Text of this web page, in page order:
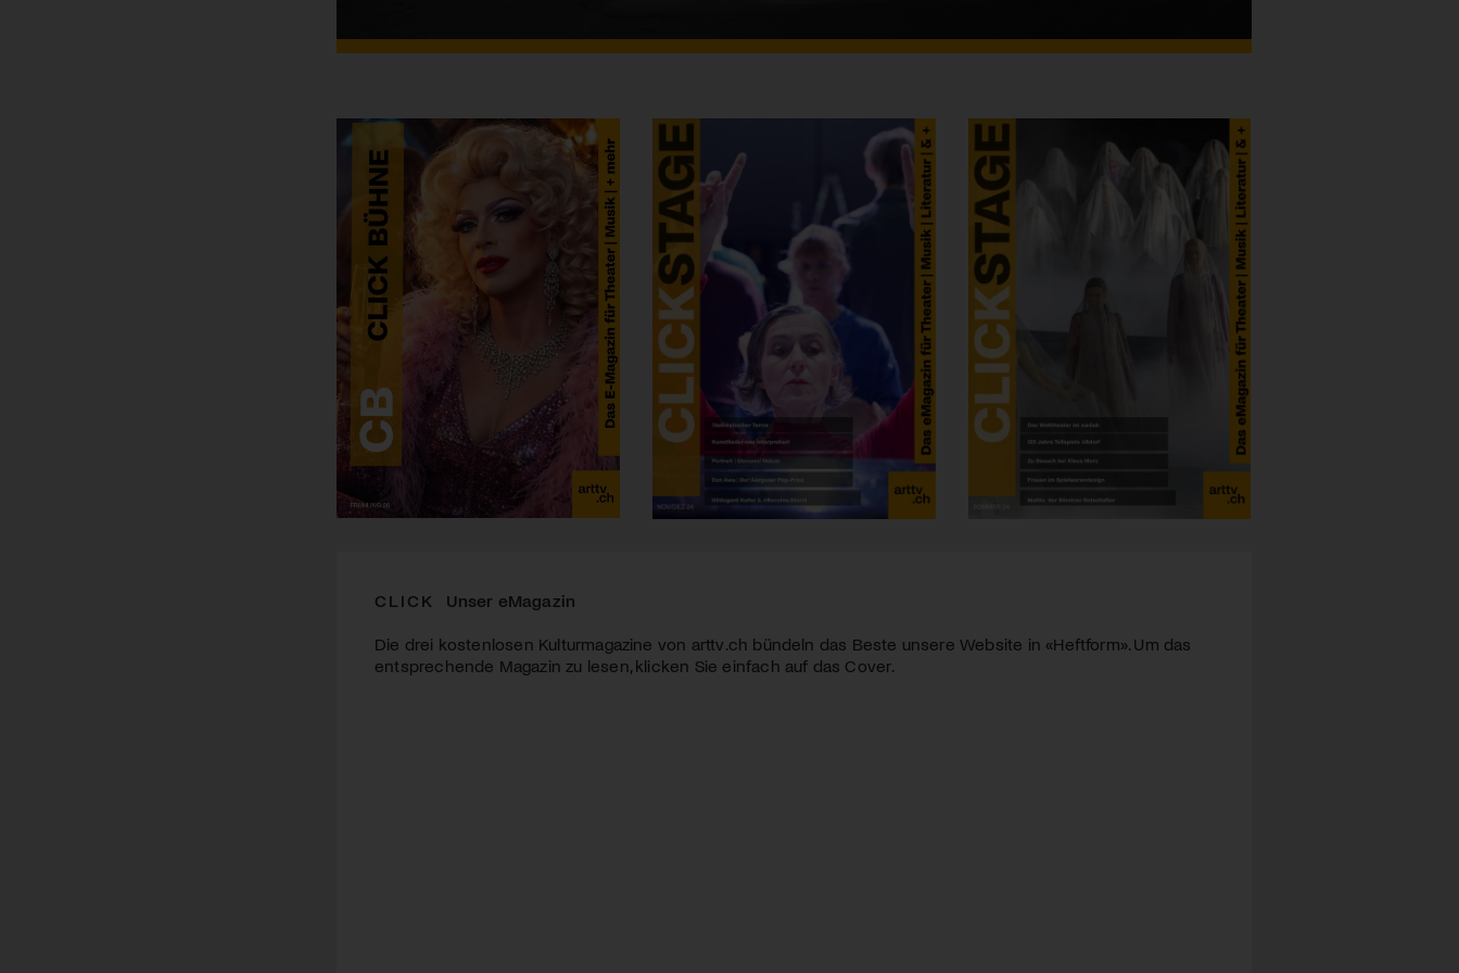
CLICK Unser eMagazin
Die drei kostenlosen Kulturmagazine von arttv.ch bündeln das Beste unsere Website in «Heftform». Um das
entsprechende Magazin zu lesen, klicken Sie einfach auf das Cover.